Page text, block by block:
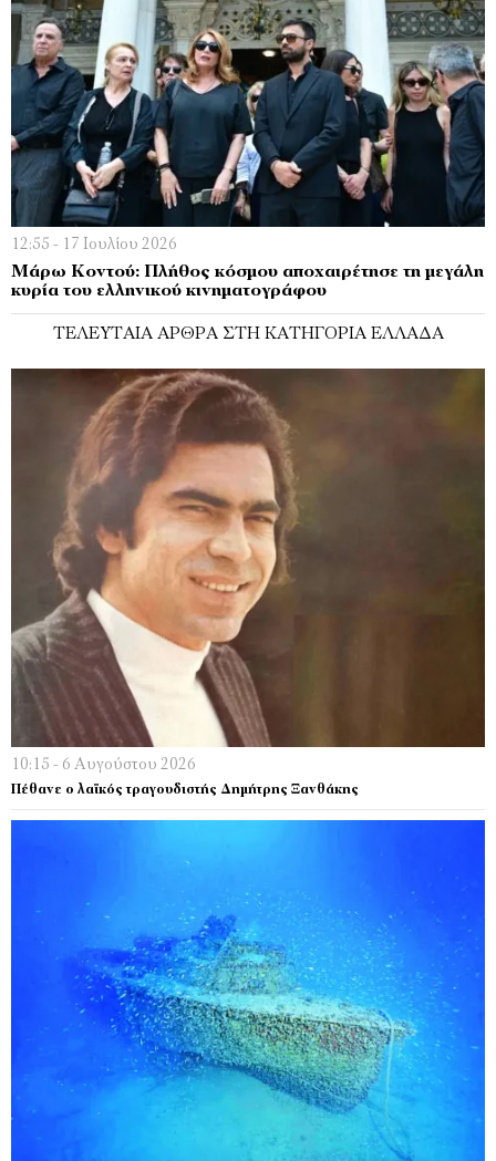
12:55 - 17 Ιουλίου 2026
Μάρω Κοντού: Πλήθος κόσμου αποχαιρέτησε τη μεγάλη
κυρία του ελληνικού κινηματογράφου
ΤΕΛΕΥΤΑΊΑ ΆΡΘΡΑ ΣΤΗ ΚΑΤΗΓΟΡΊΑ ΕΛΛΆΔΑ
10:15 - 6 Αυγούστου 2026
Πέθανε ο λαϊκός τραγουδιστής Δημήτρης Ξανθάκης